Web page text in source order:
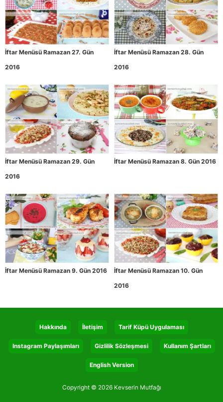
İftar Menüsü Ramazan 27. Gün
2016
İftar Menüsü Ramazan 28. Gün
2016
İftar Menüsü Ramazan 29. Gün
2016
İftar Menüsü Ramazan 8. Gün 2016
İftar Menüsü Ramazan 9. Gün 2016
İftar Menüsü Ramazan 10. Gün
2016
Hakkında İletişim Tarif Küpü Uygulaması
Instagram Paylaşımları Gizlilik Sözleşmesi Kullanım Şartları
English Version
Copyright © 2026 Kevserin Mutfağı